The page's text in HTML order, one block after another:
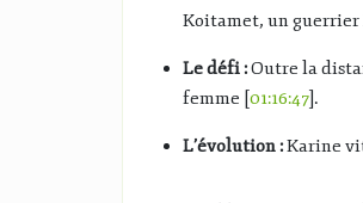
Koitamet, un guerrier
Le défi :Outre la
femme [01:16:47].
L’évolution :Karine